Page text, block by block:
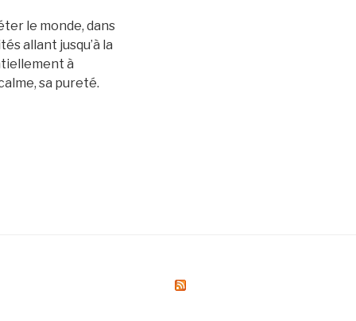
le monde, dans
allant jusqu’à la
à
sa pureté.